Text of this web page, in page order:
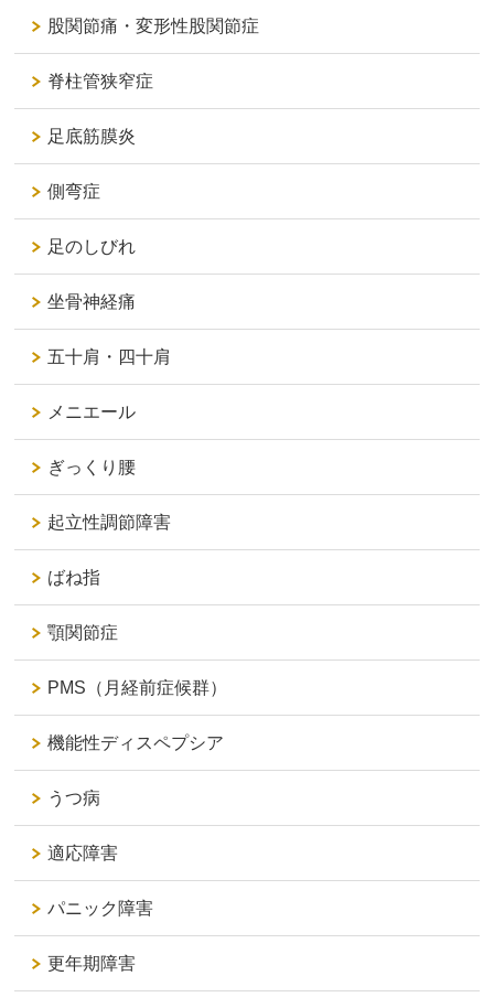
股関節痛・変形性股関節症
脊柱管狭窄症
足底筋膜炎
側弯症
足のしびれ
坐骨神経痛
五十肩・四十肩
メニエール
ぎっくり腰
起立性調節障害
ばね指
顎関節症
PMS（月経前症候群）
機能性ディスペプシア
うつ病
適応障害
パニック障害
更年期障害